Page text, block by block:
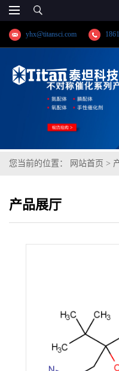
yhx@titansci.com
您当前的位置： 网站首页 >
产品展厅